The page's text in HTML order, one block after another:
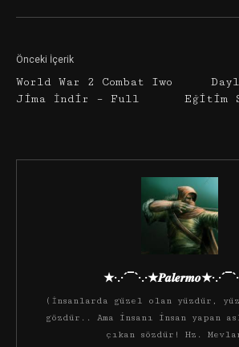
Önceki İçerik
World War 2 Combat Iwo
Jima İndir – Full
Eğitim
(İnsanlarda güzel olan yüzdür,
gözdür.. Ama insanı insan yapan
çıkan sözdür! Hz.